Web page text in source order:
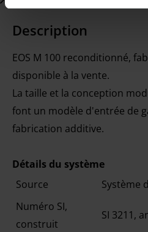
Description
EOS M 100 reconditionné,
disponible à la vente.
La taille et la conception
font un modèle d'entrée de
fabrication additive.
Détails du système
Source
Système
Numéro SI,
construit
SI 3211,